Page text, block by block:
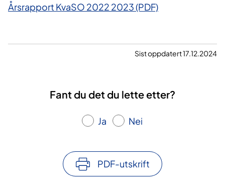
Årsrapport KvaSO 2022 2023 (PDF)
Sist oppdatert 17.12.2024
Fant du det du lette etter?
Ja Nei
PDF-utskrift